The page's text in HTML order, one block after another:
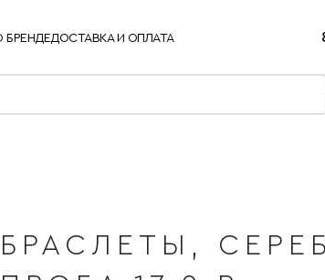
БРЕНДЕДОСТАВКА И ОПЛАТА
БРАСЛЕТЫ,